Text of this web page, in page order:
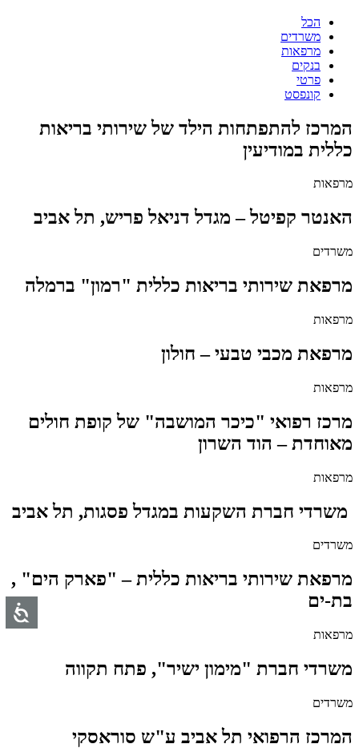
הכל
משרדים
מרפאות
בנקים
פרטי
קונפסט
המרכז להתפתחות הילד של שירותי בריאות
כללית במודיעין
מרפאות
האנטר קפיטל – מגדל דניאל פריש, תל אביב
משרדים
מרפאת שירותי בריאות כללית "רמון" ברמלה
מרפאות
מרפאת מכבי טבעי – חולון
מרפאות
מרכז רפואי "כיכר המושבה" של קופת חולים
מאוחדת – הוד השרון
מרפאות
משרדי חברת השקעות במגדל פסגות, תל אביב
משרדים
מרפאת שירותי בריאות כללית – "פארק הים" ,
בת-ים
מרפאות
משרדי חברת "מימון ישיר", פתח תקווה
משרדים
המרכז הרפואי תל אביב ע"ש סוראסקי